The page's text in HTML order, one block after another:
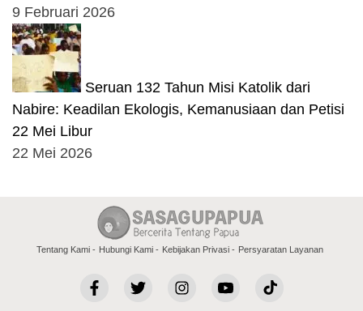
9 Februari 2026
Seruan 132 Tahun Misi Katolik dari
Nabire: Keadilan Ekologis, Kemanusiaan dan Petisi
22 Mei Libur
22 Mei 2026
Tentang Kami Hubungi Kami Kebijakan Privasi Persyaratan Layanan